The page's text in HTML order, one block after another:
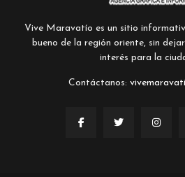
Vive Maravatío es un sitio
bueno de la región oriente, sin
interés para la
Contáctanos: